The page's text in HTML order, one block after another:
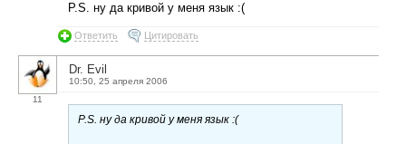
P.S. ну да кривой у меня язык :(
Ответить Цитировать
11
Dr. Evil
10:50, 25 апреля 2006
P.S. ну да кривой у меня язык :(